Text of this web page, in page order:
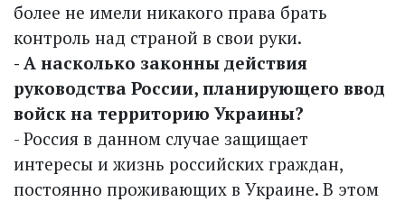
более не имели никакого права брать
контроль над страной в свои руки.
- А насколько законны действия
руководства России, планирующего ввод
войск на территорию Украины?
- Россия в данном случае защищает
интересы и жизнь российских граждан,
постоянно проживающих в Украине. В этом